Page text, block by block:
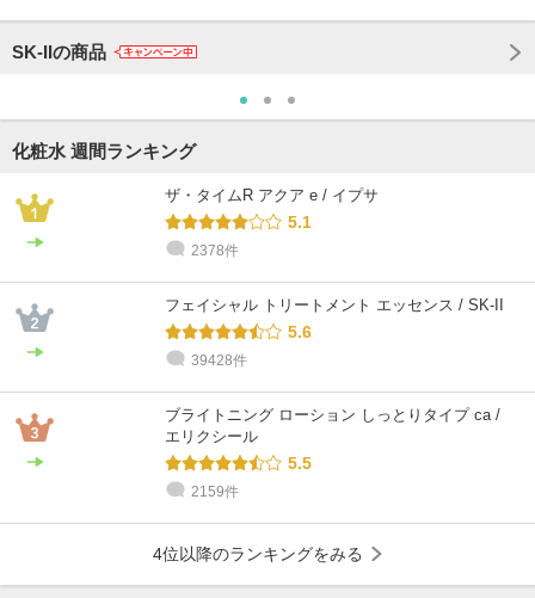
SK-IIの商品
化粧水 週間ランキング
ザ・タイムR アクア e / イプサ
5.1
2378件
フェイシャル トリートメント エッセンス / SK-II
5.6
39428件
ブライトニング ローション しっとりタイプ ca /
エリクシール
5.5
2159件
4位以降のランキングをみる